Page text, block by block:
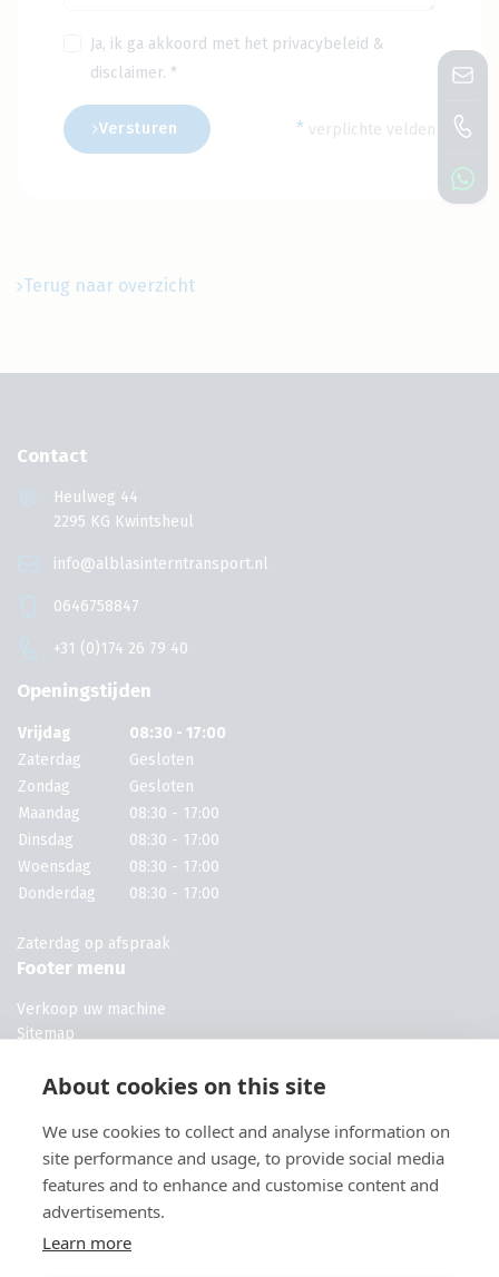
Ja, ik ga akkoord met het privacybeleid &
disclaimer. *
Versturen * verplichte velden
Terug naar overzicht
Contact
Heulweg 44
2295 KG Kwintsheul
info@alblasinterntransport.nl
0646758847
+31 (0)174 26 79 40
Openingstijden
Vrijdag
08:30 - 17:00
Zaterdag
Gesloten
Zondag
Gesloten
Maandag
08:30 - 17:00
Dinsdag
08:30 - 17:00
Woensdag
08:30 - 17:00
Donderdag
08:30 - 17:00
Zaterdag op afspraak
Footer menu
Verkoop uw machine
Sitemap
Machines voor kwekerijen
Machines voor hoveniers
Volg ons
About cookies on this site
We use cookies to collect and analyse information on
site performance and usage, to provide social media
features and to enhance and customise content and
advertisements.
Learn more